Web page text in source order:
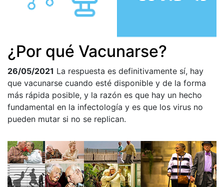
¿Por qué Vacunarse?
26/05/2021 La respuesta es definitivamente sí, hay
que vacunarse cuando esté disponible y de la forma
más rápida posible, y la razón es que hay un hecho
fundamental en la infectología y es que los virus no
pueden mutar si no se replican.